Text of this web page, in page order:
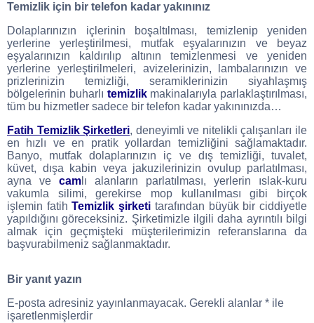
Temizlik için bir telefon kadar yakınınız
Dolaplarınızın içlerinin boşaltılması, temizlenip yeniden
yerlerine yerleştirilmesi, mutfak eşyalarınızın ve beyaz
eşyalarınızın kaldırılıp altının temizlenmesi ve yeniden
yerlerine yerleştirilmeleri, avizelerinizin, lambalarınızın ve
prizlerinizin temizliği, seramiklerinizin siyahlaşmış
bölgelerinin buharlı temizlikmakinalarıyla parlaklaştırılması,
tüm bu hizmetler sadece bir telefon kadar yakınınızda…
Fatih Temizlik Şirketleri, deneyimli ve nitelikli çalışanları ile
en hızlı ve en pratik yollardan temizliğini sağlamaktadır.
Banyo, mutfak dolaplarınızın iç ve dış temizliği, tuvalet,
küvet, dışa kabin veya jakuzilerinizin ovulup parlatılması,
ayna ve cam lı alanların parlatılması, yerlerin ıslak-kuru
vakumla silimi, gerekirse mop kullanılması gibi birçok
işlemin fatihTemizlik şirketi tarafından büyük bir ciddiyetle
yapıldığını göreceksiniz. Şirketimizle ilgili daha ayrıntılı bilgi
almak için geçmişteki müşterilerimizin referanslarına da
başvurabilmeniz sağlanmaktadır.
Bir yanıt yazın
E-posta adresiniz yayınlanmayacak. Gerekli alanlar * ile
işaretlenmişlerdir